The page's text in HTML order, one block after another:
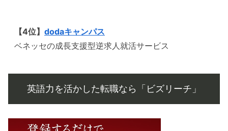
【4位】 dodaキャンパス
ベネッセの成長支援型逆求人就活サービス
英語力を活かした転職なら「ビズリーチ」